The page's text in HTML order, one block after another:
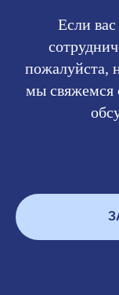
Если
пожалуйста,
мы свяжемся